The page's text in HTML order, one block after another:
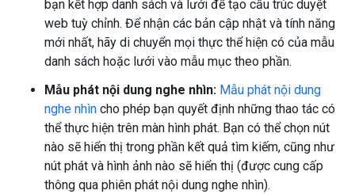
bạn kết hợp danh sách và lưới để tạo cấu trúc duyệt
web tuỳ chỉnh. Để nhận các bản cập nhật và tính năng
mới nhất, hãy di chuyển mọi thực thể hiện có của mẫu
danh sách hoặc lưới vào mẫu mục theo phần.
Mẫu phát nội dung nghe nhìn: Mẫu phát nội dung
nghe nhìn cho phép bạn quyết định những thao tác có
thể thực hiện trên màn hình phát. Bạn có thể chọn nút
nào sẽ hiển thị trong phần kết quả tìm kiếm, cũng như
nút phát và hình ảnh nào sẽ hiển thị (được cung cấp
thông qua phiên phát nội dung nghe nhìn).